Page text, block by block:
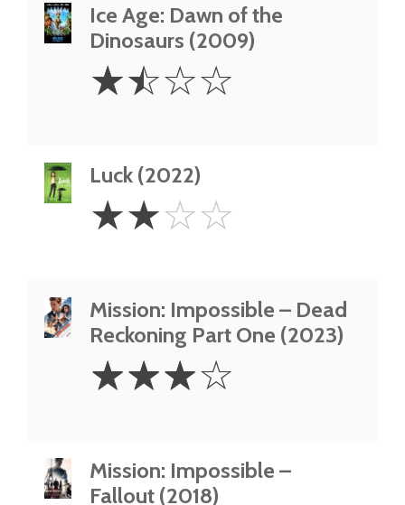
Ice Age: Dawn of the
Dinosaurs (2009)
1.5
Stars
☆☆☆☆
Luck (2022)
Stars
☆☆☆☆
Mission: Impossible – Dead
Reckoning Part One (2023)
Stars
☆☆☆☆
Mission: Impossible –
Fallout (2018)